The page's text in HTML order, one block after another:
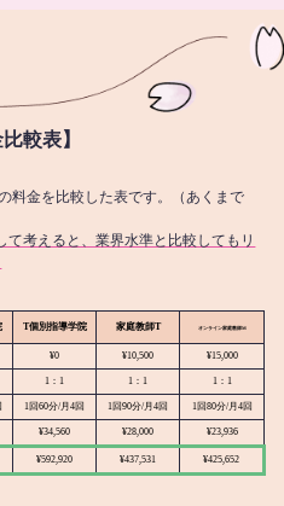
比較表】
料金を比較した表です。（あくまで
て考えると、業界水準と比較してもリ
T個別指導学院 家庭教師T オンライン家庭教師M
¥0 ¥10,500 ¥15,000
1：1 1：1 1：1
1回60分/月4回 1回90分/月4回 1回80分/月4回
¥34,560 ¥28,000 ¥23,936
¥592,920 ¥437,531 ¥425,652